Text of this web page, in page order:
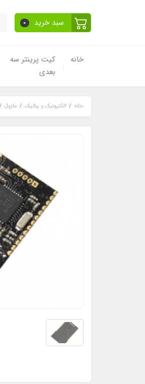
سبد خرید 0
خانه
کیت پرینتر سه
بعدی
خانه الکترونیک و رباتیک ماژول